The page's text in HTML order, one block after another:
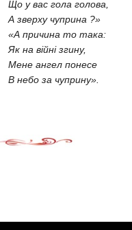
Що у вас гола голова,
А зверху чуприна ?»
«А причина то така:
Як на війні згину,
Мене ангел понесе
В небо за чуприну».